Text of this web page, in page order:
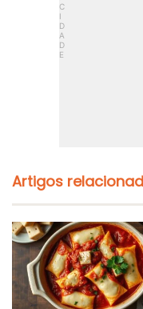
Artigos